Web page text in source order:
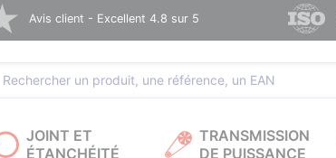
Avis client - Excellent 4.8 sur 5
JOINT ET
ÉTANCHÉITÉ
TRANSMISSION
DE PUISSANCE